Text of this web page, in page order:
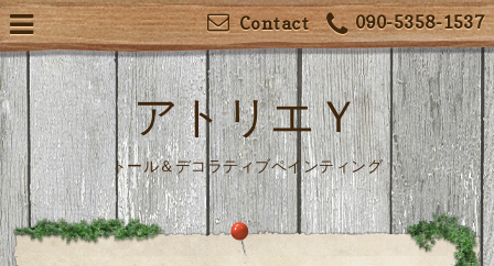
090-5358-1537
Contact
アトリエＹ
トール＆デコラティブペインティング